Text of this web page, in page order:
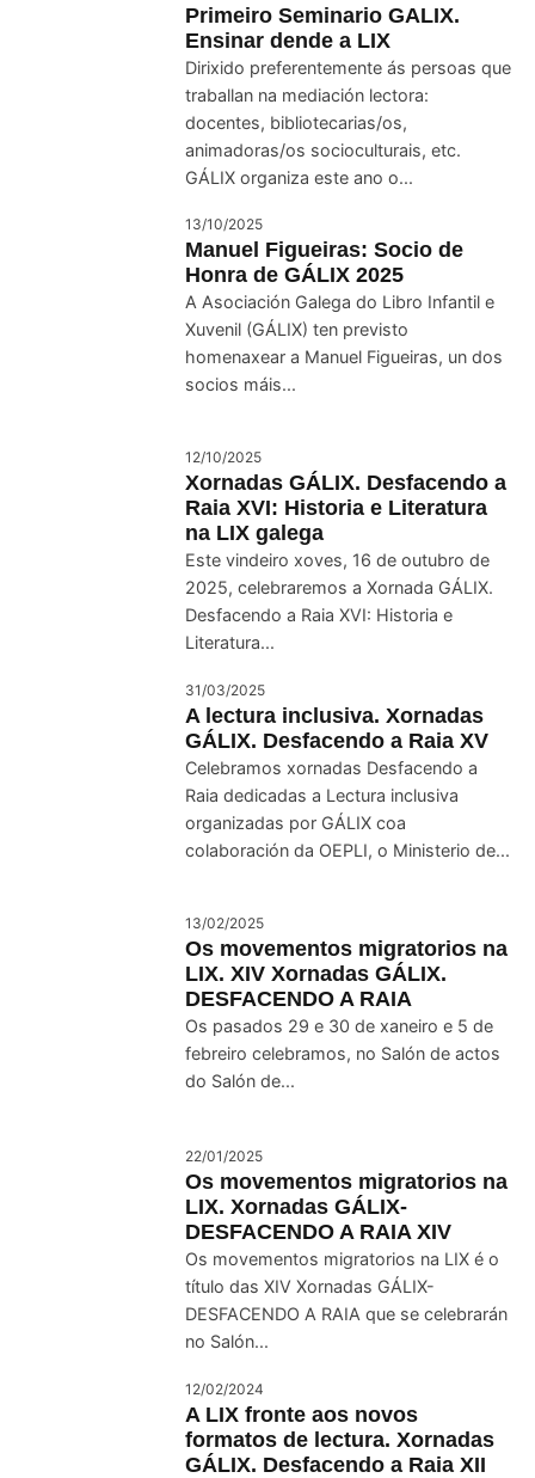
Primeiro Seminario GALIX.
Ensinar dende a LIX
Dirixido preferentemente ás persoas que
traballan na mediación lectora:
docentes, bibliotecarias/os,
animadoras/os socioculturais, etc.
GÁLIX organiza este ano o...
13/10/2025
Manuel Figueiras: Socio de
Honra de GÁLIX 2025
A Asociación Galega do Libro Infantil e
Xuvenil (GÁLIX) ten previsto
homenaxear a Manuel Figueiras, un dos
socios máis...
12/10/2025
Xornadas GÁLIX. Desfacendo a
Raia XVI: Historia e Literatura
na LIX galega
Este vindeiro xoves, 16 de outubro de
2025, celebraremos a Xornada GÁLIX.
Desfacendo a Raia XVI: Historia e
Literatura...
31/03/2025
A lectura inclusiva. Xornadas
GÁLIX. Desfacendo a Raia XV
Celebramos xornadas Desfacendo a
Raia dedicadas a Lectura inclusiva
organizadas por GÁLIX coa
colaboración da OEPLI, o Ministerio de...
13/02/2025
Os movementos migratorios na
LIX. XIV Xornadas GÁLIX.
DESFACENDO A RAIA
Os pasados 29 e 30 de xaneiro e 5 de
febreiro celebramos, no Salón de actos
do Salón de...
22/01/2025
Os movementos migratorios na
LIX. Xornadas GÁLIX-
DESFACENDO A RAIA XIV
Os movementos migratorios na LIX é o
título das XIV Xornadas GÁLIX-
DESFACENDO A RAIA que se celebrarán
no Salón...
12/02/2024
A LIX fronte aos novos
formatos de lectura. Xornadas
GÁLIX. Desfacendo a Raia XII